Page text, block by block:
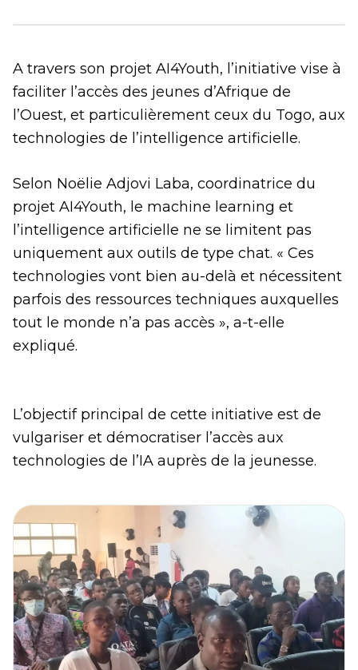
A travers son projet AI4Youth, l’initiative vise à
faciliter l’accès des jeunes d’Afrique de
l’Ouest, et particulièrement ceux du Togo, aux
technologies de l’intelligence artificielle.
Selon Noëlie Adjovi Laba, coordinatrice du
projet AI4Youth, le machine learning et
l’intelligence artificielle ne se limitent pas
uniquement aux outils de type chat. « Ces
technologies vont bien au-delà et nécessitent
parfois des ressources techniques auxquelles
tout le monde n’a pas accès », a-t-elle
expliqué.
L’objectif principal de cette initiative est de
vulgariser et démocratiser l’accès aux
technologies de l’IA auprès de la jeunesse.